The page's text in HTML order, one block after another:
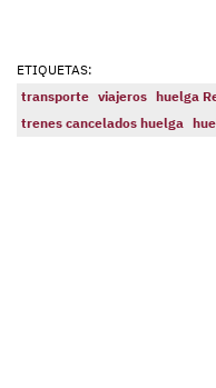
ETIQUETAS:
transporte viajeros huelga
trenes cancelados huelga